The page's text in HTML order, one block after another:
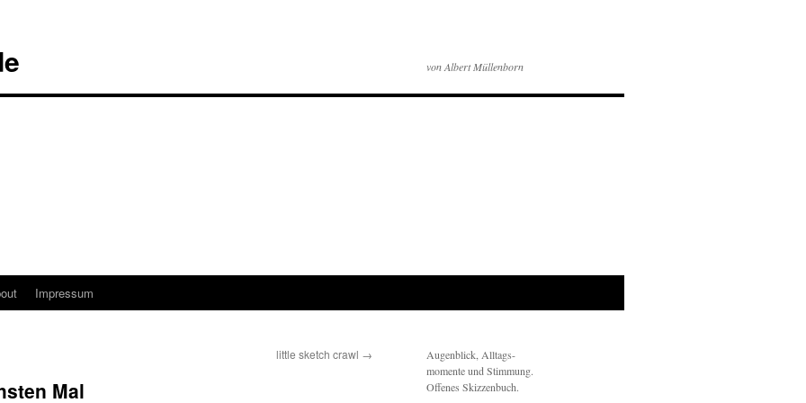
von Albert Müllenborn
Impressum
little sketch crawl →
Mal
Augenblick, Alltags-
momente und Stimmung.
Offenes Skizzenbuch.